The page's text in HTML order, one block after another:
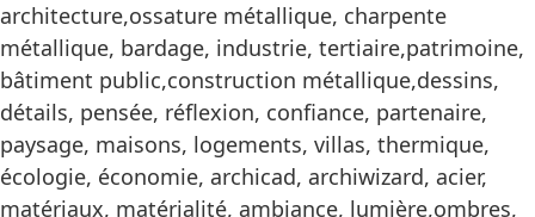
architecture,ossature métallique, charpente
métallique, bardage, industrie, tertiaire,patrimoine,
bâtiment public,construction métallique,dessins,
détails, pensée, réflexion, confiance, partenaire,
paysage, maisons, logements, villas, thermique,
écologie, économie, archicad, archiwizard, acier,
matériaux, matérialité, ambiance, lumière,ombres,